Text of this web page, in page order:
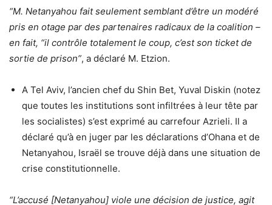
“M. Netanyahou fait seulement semblant d’être un modéré
pris en otage par des partenaires radicaux de la coalition –
en fait, “il contrôle totalement le coup, c’est son ticket de
sortie de prison”, a déclaré M. Etzion.
A Tel Aviv, l’ancien chef du Shin Bet, Yuval Diskin (notez
que toutes les institutions sont infiltrées à leur tête par
les socialistes) s’est exprimé au carrefour Azrieli. Il a
déclaré qu’à en juger par les déclarations d’Ohana et de
Netanyahou, Israël se trouve déjà dans une situation de
crise constitutionnelle.
“L’accusé [Netanyahou] viole une décision de justice, agit